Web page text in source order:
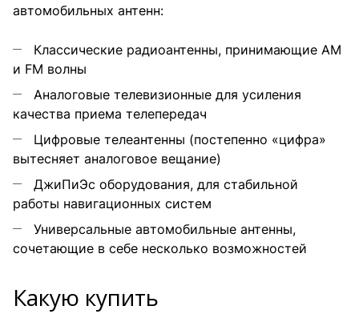
автомобильных антенн:
Классические радиоантенны, принимающие АМ
и FM волны
Аналоговые телевизионные для усиления
качества приема телепередач
Цифровые телеантенны (постепенно «цифра»
вытесняет аналоговое вещание)
ДжиПиЭс оборудования, для стабильной
работы навигационных систем
Универсальные автомобильные антенны,
сочетающие в себе несколько возможностей
Какую купить